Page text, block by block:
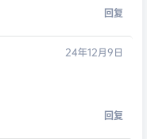
回复
24年12月9日
回复